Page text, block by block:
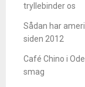
tryllebinder os
Sådan har
siden 2012
Café Chino i
smag